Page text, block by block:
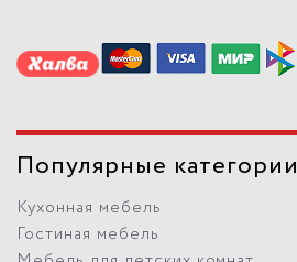
Популярные категории
Кухонная мебель
Гостиная мебель